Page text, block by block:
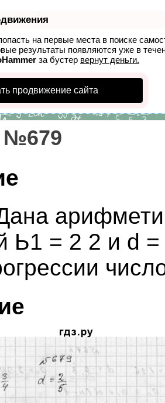
на первые места в поиске
результаты появляются уже в
за бустер вернут деньги.
продвижение сайта
№679
Ь1 = 2 2 и d